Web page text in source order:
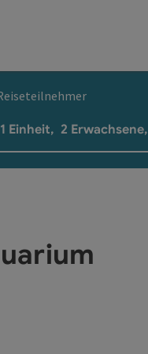
/ Reiseteilnehmer
und Personenfelder
1 Einheit, 2 Erwachsene,